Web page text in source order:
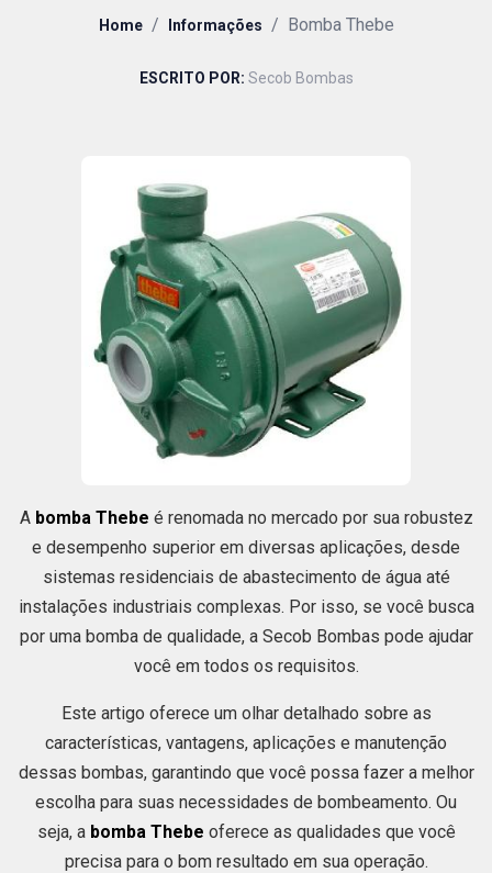
Home / Informações / Bomba Thebe
ESCRITO POR: Secob Bombas
A bomba Thebe é renomada no mercado por sua robustez
e desempenho superior em diversas aplicações, desde
sistemas residenciais de abastecimento de água até
instalações industriais complexas. Por isso, se você busca
por uma bomba de qualidade, a Secob Bombas pode ajudar
você em todos os requisitos.
Este artigo oferece um olhar detalhado sobre as
características, vantagens, aplicações e manutenção
dessas bombas, garantindo que você possa fazer a melhor
escolha para suas necessidades de bombeamento. Ou
seja, a bomba Thebe oferece as qualidades que você
precisa para o bom resultado em sua operação.